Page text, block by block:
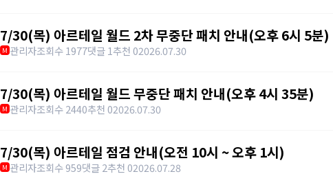
7/30(목) 아르테일 월드 2차 무중단 패치 안내(오후 6시 5분)
M 관리자조회수 1977댓글 1추천 02026.07.30
7/30(목) 아르테일 월드 무중단 패치 안내(오후 4시 35분)
M 관리자조회수 2440추천 02026.07.30
7/30(목) 아르테일 점검 안내(오전 10시 ~ 오후 1시)
M 관리자조회수 959댓글 2추천 02026.07.28